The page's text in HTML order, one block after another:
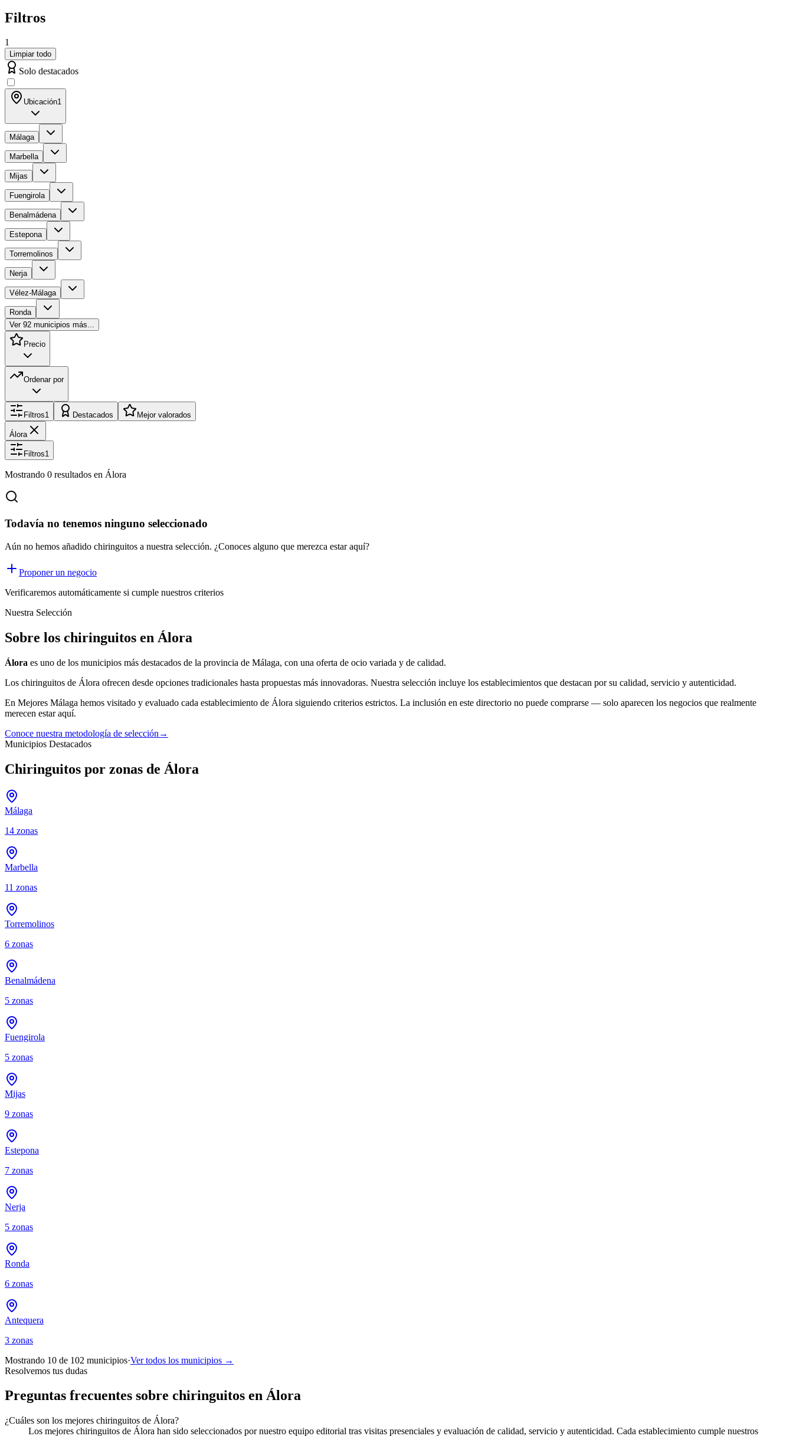
Filtros
1
Limpiar todo
Solo destacados
Ubicación1
Málaga
Marbella
Mijas
Fuengirola
Benalmádena
Estepona
Torremolinos
Nerja
Vélez-Málaga
Ronda
Ver 92 municipios más...
Precio
Ordenar por
Filtros1 Destacados Mejor valorados
Álora
Filtros1
Mostrando 0 resultados en Álora
Todavía no tenemos ninguno seleccionado
Aún no hemos añadido chiringuitos a nuestra selección. ¿Conoces alguno que merezca estar aquí?
Proponer un negocio
Verificaremos automáticamente si cumple nuestros criterios
Nuestra Selección
Sobre los chiringuitos en Álora
Álora es uno de los municipios más destacados de la provincia de Málaga, con una oferta de ocio variada y de calidad.
Los chiringuitos de Álora ofrecen desde opciones tradicionales hasta propuestas más innovadoras. Nuestra selección incluye los establecimientos que destacan por su calidad, servicio y autenticidad.
En Mejores Málaga hemos visitado y evaluado cada establecimiento de Álora siguiendo criterios estrictos. La inclusión en este directorio no puede comprarse — solo aparecen los negocios que realmente
merecen estar aquí.
Conoce nuestra metodología de selección →
Municipios Destacados
Chiringuitos por zonas de Álora
Málaga
14 zonas
Marbella
11 zonas
Torremolinos
6 zonas
Benalmádena
5 zonas
Fuengirola
5 zonas
Mijas
9 zonas
Estepona
7 zonas
Nerja
5 zonas
Ronda
6 zonas
Antequera
3 zonas
Mostrando 10 de 102 municipios·Ver todos los municipios →
Resolvemos tus dudas
Preguntas frecuentes sobre chiringuitos en Álora
¿Cuáles son los mejores chiringuitos de Álora?
Los mejores chiringuitos de Álora han sido seleccionados por nuestro equipo editorial tras visitas presenciales y evaluación de calidad, servicio y autenticidad. Cada establecimiento cumple nuestros